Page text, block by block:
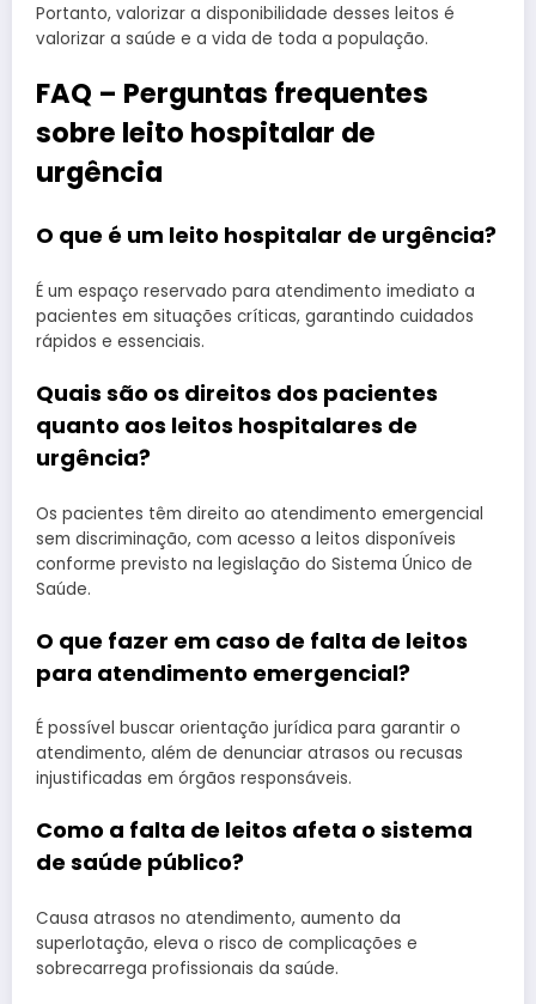
Portanto, valorizar a disponibilidade desses leitos é
valorizar a saúde e a vida de toda a população.
FAQ – Perguntas frequentes
sobre leito hospitalar de
urgência
O que é um leito hospitalar de urgência?
É um espaço reservado para atendimento imediato a
pacientes em situações críticas, garantindo cuidados
rápidos e essenciais.
Quais são os direitos dos pacientes
quanto aos leitos hospitalares de
urgência?
Os pacientes têm direito ao atendimento emergencial
sem discriminação, com acesso a leitos disponíveis
conforme previsto na legislação do Sistema Único de
Saúde.
O que fazer em caso de falta de leitos
para atendimento emergencial?
É possível buscar orientação jurídica para garantir o
atendimento, além de denunciar atrasos ou recusas
injustificadas em órgãos responsáveis.
Como a falta de leitos afeta o sistema
de saúde público?
Causa atrasos no atendimento, aumento da
superlotação, eleva o risco de complicações e
sobrecarrega profissionais da saúde.